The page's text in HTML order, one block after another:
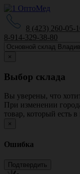
8 (423) 260-05-
8-914-329-38-80
×
Выбор склада
Вы уверены, что
При изменении
товар, который есть
×
Ошибка